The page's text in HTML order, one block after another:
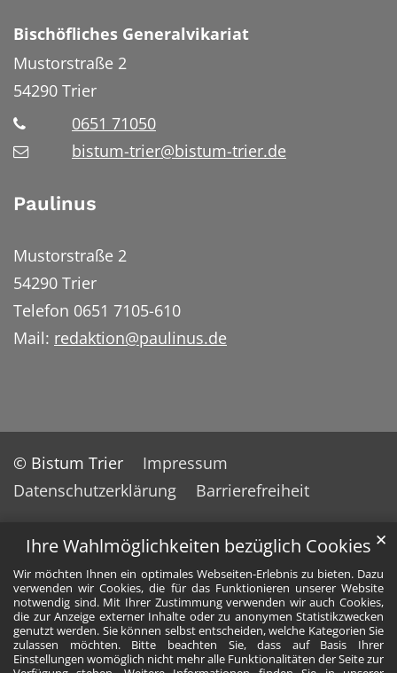
Ihre Wahlmöglichkeiten bezüglich Cookies
Wir möchten Ihnen ein optimales Webseiten-Erlebnis zu bieten. Dazu
verwenden wir Cookies, die für das Funktionieren unserer Website
notwendig sind. Mit Ihrer Zustimmung verwenden wir auch Cookies,
die zur Anzeige externer Inhalte oder zu anonymen Statistikzwecken
genutzt werden. Sie können selbst entscheiden, welche Kategorien Sie
zulassen möchten. Bitte beachten Sie, dass auf Basis Ihrer
Einstellungen womöglich nicht mehr alle Funktionalitäten der Seite zur
✕
Bischöfliches Generalvikariat
Mustorstraße 2
54290 Trier
0651 71050
bistum-trier@bistum-trier.de
Paulinus
Mustorstraße 2
54290 Trier
Telefon 0651 7105-610
Mail: redaktion@paulinus.de
© Bistum Trier
Impressum
Datenschutzerklärung
Barrierefreiheit